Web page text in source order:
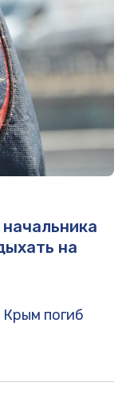
на
Крым погиб